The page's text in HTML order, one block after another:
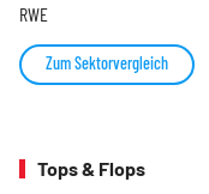
RWE
Zum Sektorvergleich
Tops & Flops